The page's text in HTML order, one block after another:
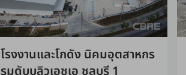
โรงงานและโกดัง นิคมอุตสาหกร